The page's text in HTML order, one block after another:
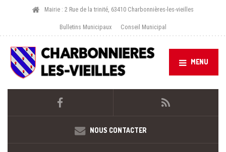
Mairie : 2 Rue de la trinité, 63410 Charbonnières-les-vieilles
Bulletins Municipaux Conseil Municipal
MENU
NOUS CONTACTER